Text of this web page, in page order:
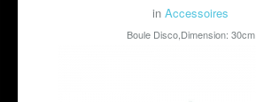
in Accessoires
Boule Disco,Dimension: 30cm